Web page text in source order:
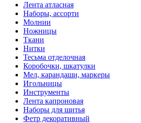
Лента атласная
Наборы, ассорти
Молнии
Ножницы
Ткани
Нитки
Тесьма отделочная
Коробочки, шкатулки
Мел, карандаши, маркеры
Игольницы
Инструменты
Лента капроновая
Наборы для шитья
Фетр декоративный